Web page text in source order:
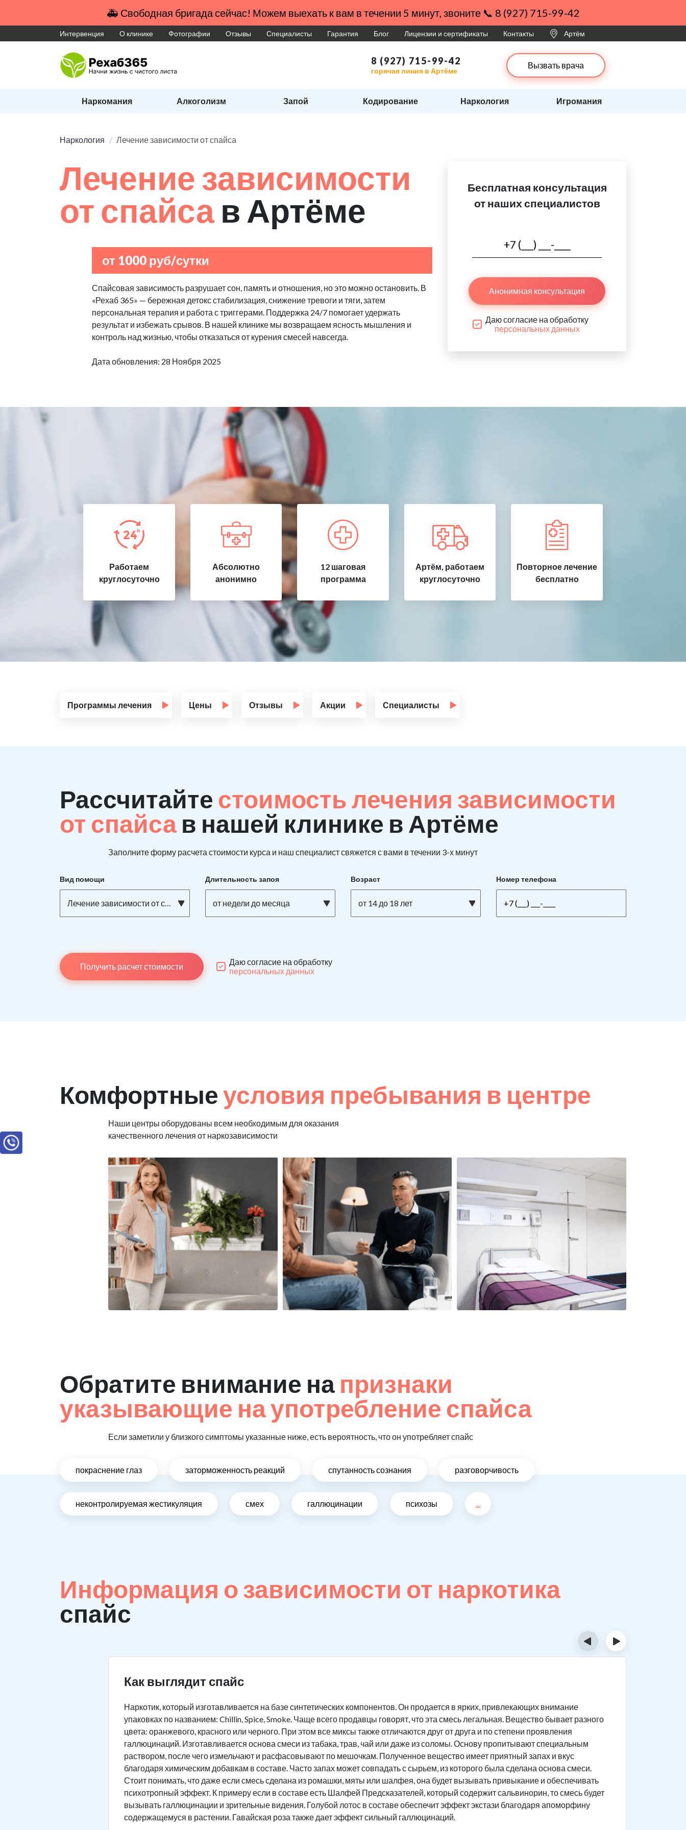
🚑 Свободная бригада сейчас! Можем выехать к вам в течении 5 минут, звоните 📞 8 (927) 715-99-42
Интервенция О клинике Фотографии Отзывы Специалисты Гарантия Блог Лицензии и сертификаты Контакты Артём
8 (927) 715-99-42
горячая линия в Артёме
Вызвать врача
Наркомания Алкоголизм Запой Кодирование Наркология Игромания
Наркология Лечение зависимости от спайса
Лечение зависимости
от спайса в Артёме
от 1000 руб/сутки
Спайсовая зависимость разрушает сон, память и отношения, но это можно остановить. В
«Рехаб 365» — бережная детокс стабилизация, снижение тревоги и тяги, затем
персональная терапия и работа с триггерами. Поддержка 24/7 помогает удержать
результат и избежать срывов. В нашей клинике мы возвращаем ясность мышления и
контроль над жизнью, чтобы отказаться от курения смесей навсегда.
Дата обновления: 28 Ноября 2025
Бесплатная консультация
от наших специалистов
Анонимная консультация
Даю согласие на обработку
персональных данных
Работаем
круглосуточно
Абсолютно
анонимно
12 шаговая
программа
Артём, работаем
круглосуточно
Повторное лечение
бесплатно
Программы лечения Цены Отзывы Акции Специалисты
Рассчитайте стоимость лечения зависимости
от спайса в нашей клинике в Артёме
Заполните форму расчета стоимости курса и наш специалист свяжется с вами в течении 3-х минут
Вид помощи
Лечение зависимости от спайса
Длительность запоя
от недели до месяца
Возраст
от 14 до 18 лет
Номер телефона
Получить расчет стоимости
Даю согласие на обработку
персональных данных
Комфортныеусловия пребывания в центре
Наши центры оборудованы всем необходимым для оказания
качественного лечения от наркозависимости
Обратите внимание на признаки
указывающие на употребление спайса
Если заметили у близкого симптомы указанные ниже, есть вероятность, что он употребляет спайс
покраснение глаз заторможенность реакций спутанность сознания разговорчивость
неконтролируемая жестикуляция смех галлюцинации психозы ...
Информация о зависимости от наркотика
спайс
Как выглядит спайс
Наркотик, который изготавливается на базе синтетических компонентов. Он продается в ярких, привлекающих внимание
упаковках по названием: Chillin, Spice, Smoke. Чаще всего продавцы говорят, что эта смесь легальная. Вещество бывает разного
цвета: оранжевого, красного или черного. При этом все миксы также отличаются друг от друга и по степени проявления
галлюцинаций. Изготавливается основа смеси из табака, трав, чай или даже из соломы. Основу пропитывают специальным
раствором, после чего измельчают и расфасовывают по мешочкам. Полученное вещество имеет приятный запах и вкус
благодаря химическим добавкам в составе. Часто запах может совпадать с сырьем, из которого была сделана основа смеси.
Стоит понимать, что даже если смесь сделана из ромашки, мяты или шалфея, она будет вызывать привыкание и обеспечивать
психотропный эффект. К примеру если в составе есть Шалфей Предсказателей, который содержит сальвинорин, то смесь будет
вызывать галлюцинации и зрительные видения. Голубой лотос в составе обеспечит эффект экстази благодаря апоморфину
содержащемуся в растении. Гавайская роза также дает эффект сильный галлюцинаций.
‹ ›